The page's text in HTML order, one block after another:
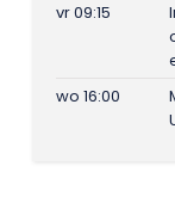
vr 09:15
wo 16:00